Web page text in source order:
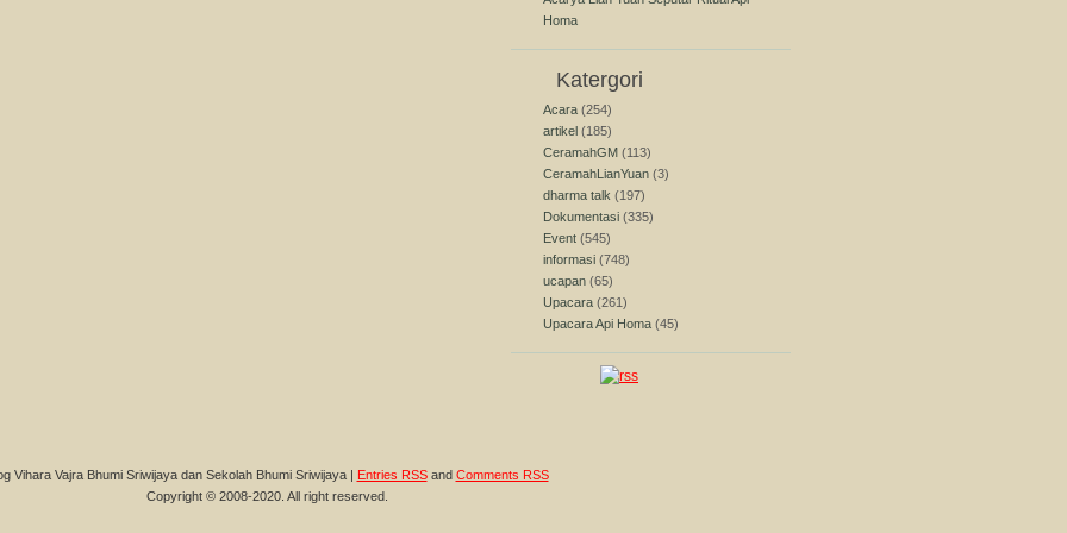
Homa
Katergori
Acara (254)
artikel (185)
CeramahGM (113)
CeramahLianYuan (3)
dharma talk (197)
Dokumentasi (335)
Event (545)
informasi (748)
ucapan (65)
Upacara (261)
Upacara Api Homa (45)
Vihara Vajra Bhumi Sriwijaya dan Sekolah Bhumi Sriwijaya | Entries RSSand Comments RSS
Copyright © 2008-2020. All right reserved.